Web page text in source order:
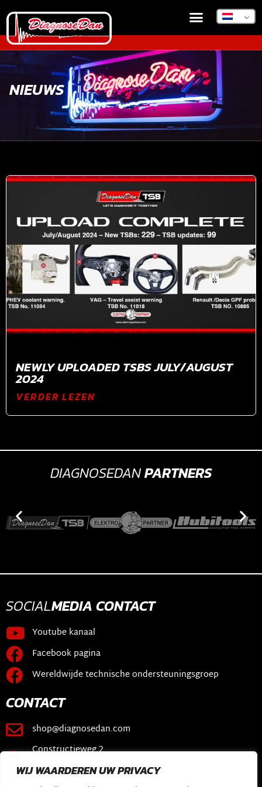
WIJ WAARDEREN UW PRIVACY
NIEUWS
NEWLY UPLOADED TSBS JULY/AUGUST
2024
VERDER LEZEN
DIAGNOSEDANPARTNERS
SOCIALMEDIA CONTACT
Youtube kanaal
Facebook pagina
Wereldwijde technische ondersteuningsgroep
CONTACT
shop@diagnosedan.com
Constructieweg 2
3641 SB Mijdrecht